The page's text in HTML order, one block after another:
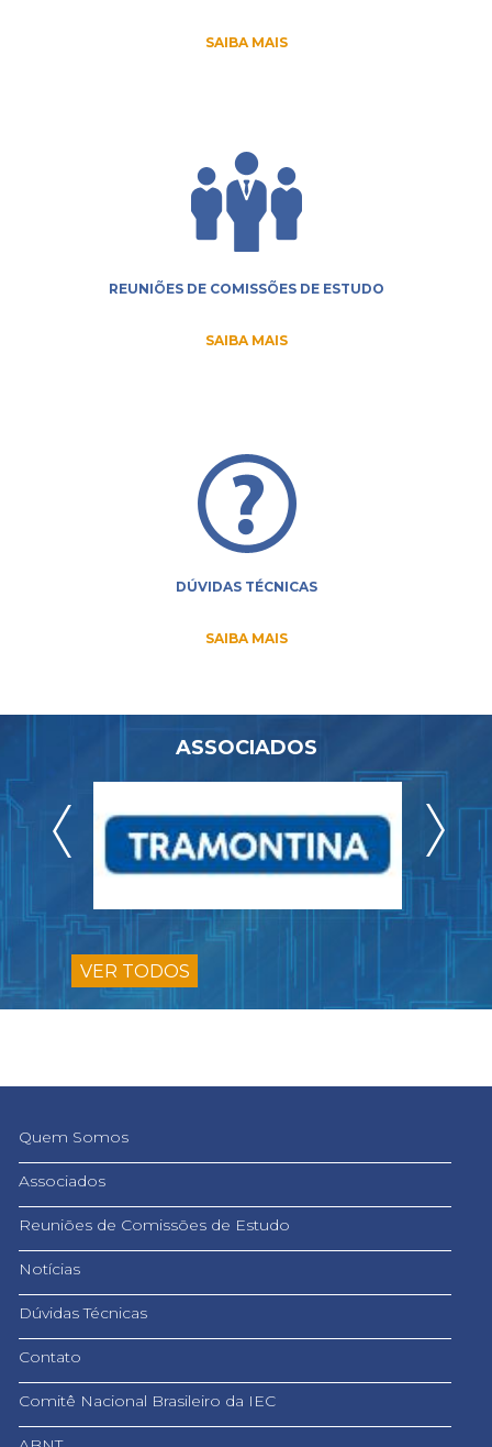
SAIBA MAIS
REUNIÕES DE COMISSÕES DE ESTUDO
SAIBA MAIS
DÚVIDAS TÉCNICAS
SAIBA MAIS
ASSOCIADOS
VER TODOS
Quem Somos
Associados
Reuniões de Comissões de Estudo
Notícias
Dúvidas Técnicas
Contato
Comitê Nacional Brasileiro da IEC